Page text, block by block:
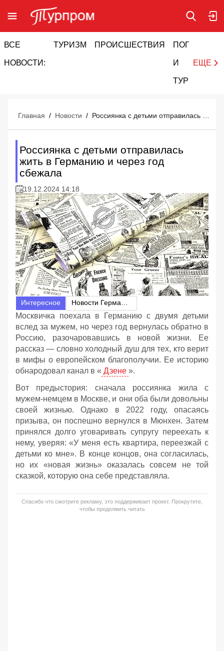
ВСЕ
НОВОСТИ:
ТУРИЗМ ПРОИСШЕСТВИЯ ПОГОДА
И
ТУРИЗМ
ЕЩЕ
Главная / Новости /
Россиянка с детьми отправилась
жить в Германию и через год
сбежала
19.12.2024 14:18
Интересное
Москвичка поехала в Германию с двумя детьми
вслед за мужем, но через год вернулась обратно в
Россию, разочаровавшись в новой жизни. Ее
рассказ — словно холодный душ для тех, кто верит
в мифы о европейском благополучии. Ее историю
обнародовал канал в « Дзене ».
Вот предыстория: сначала россиянка жила с
мужем-немцем в Москве, и они оба были довольны
своей жизнью. Однако в 2022 году, опасаясь
призыва, он поспешно вернулся в Мюнхен. Затем
принялся долго уговаривать супругу переехать к
нему, уверяя: «У меня есть квартира, переезжай с
детьми ко мне». В конце концов, она согласилась,
но их «новая жизнь» оказалась совсем не той
сказкой, которую она себе представляла.
Спасибо что смотрите рекламу, это поддерживает проект. Прокрутите,
чтобы продолжить читать